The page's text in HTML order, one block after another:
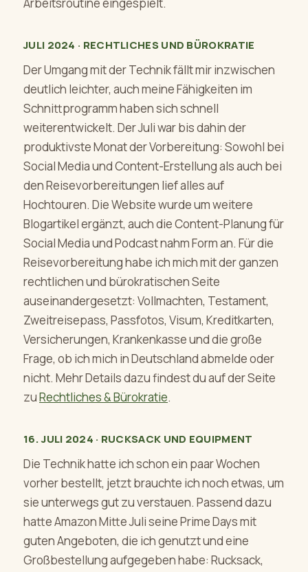
JULI 2024 · RECHTLICHES UND BÜROKRATIE
Der Umgang mit der Technik fällt mir inzwischen
deutlich leichter, auch meine Fähigkeiten im
Schnittprogramm haben sich schnell
weiterentwickelt. Der Juli war bis dahin der
produktivste Monat der Vorbereitung: Sowohl bei
Social Media und Content-Erstellung als auch bei
den Reisevorbereitungen lief alles auf
Hochtouren. Die Website wurde um weitere
Blogartikel ergänzt, auch die Content-Planung für
Social Media und Podcast nahm Form an. Für die
Reisevorbereitung habe ich mich mit der ganzen
rechtlichen und bürokratischen Seite
auseinandergesetzt: Vollmachten, Testament,
Zweitreisepass, Passfotos, Visum, Kreditkarten,
Versicherungen, Krankenkasse und die große
Frage, ob ich mich in Deutschland abmelde oder
nicht. Mehr Details dazu findest du auf der Seite
zuRechtliches & Bürokratie.
16. JULI 2024 · RUCKSACK UND EQUIPMENT
Die Technik hatte ich schon ein paar Wochen
vorher bestellt, jetzt brauchte ich noch etwas, um
sie unterwegs gut zu verstauen. Passend dazu
hatte Amazon Mitte Juli seine Prime Days mit
guten Angeboten, die ich genutzt und eine
Großbestellung aufgegeben habe: Rucksack,